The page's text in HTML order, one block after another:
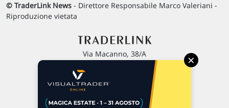
© TraderLink News - Direttore Responsabile Marco Valeriani -
Riproduzione vietata
Via Macanno, 38/A
P.IVA 02 452 460 401
Chi siamo
×